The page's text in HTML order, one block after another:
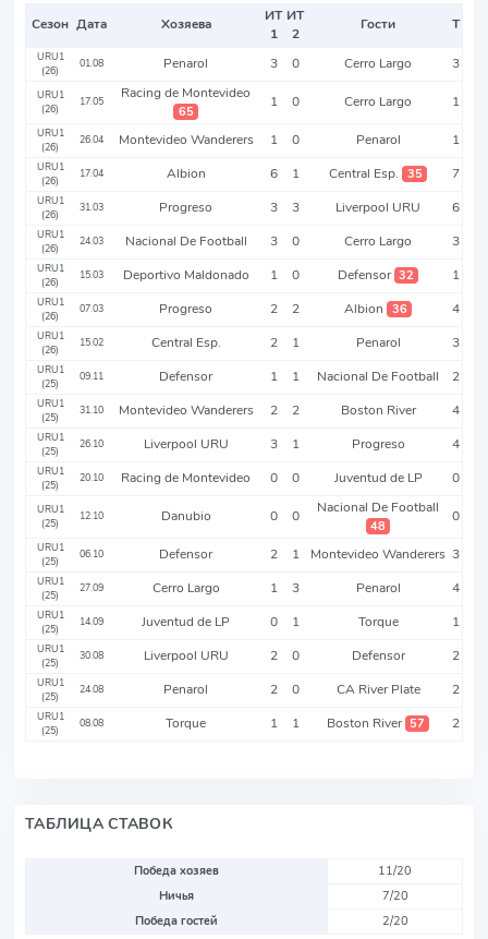
Сезон Дата Хозяева
ИТ
1
ИТ
2
Гости Т
URU1
(26)
01.08 Penarol 3 0 Cerro Largo 3
URU1
(26)
17.05 Racing de Montevideo
65
1 0 Cerro Largo 1
URU1
(26)
26.04 Montevideo Wanderers 1 0 Penarol 1
URU1
(26)
17.04 Albion 6 1 Central Esp. 35 7
URU1
(26)
31.03 Progreso 3 3 Liverpool URU 6
URU1
(26)
24.03 Nacional De Football 3 0 Cerro Largo 3
URU1
(26)
15.03 Deportivo Maldonado 1 0 Defensor 32 1
URU1
(26)
07.03 Progreso 2 2 Albion 36 4
URU1
(26)
15.02 Central Esp. 2 1 Penarol 3
URU1
(25)
09.11 Defensor 1 1 Nacional De Football 2
URU1
(25)
31.10 Montevideo Wanderers 2 2 Boston River 4
URU1
(25)
26.10 Liverpool URU 3 1 Progreso 4
URU1
(25)
20.10 Racing de Montevideo 0 0 Juventud de LP 0
URU1
(25)
12.10 Danubio 0 0 Nacional De Football
48
0
URU1
(25)
06.10 Defensor 2 1 Montevideo Wanderers 3
URU1
(25)
27.09 Cerro Largo 1 3 Penarol 4
URU1
(25)
14.09 Juventud de LP 0 1 Torque 1
URU1
(25)
30.08 Liverpool URU 2 0 Defensor 2
URU1
(25)
24.08 Penarol 2 0 CA River Plate 2
URU1
(25)
08.08 Torque 1 1 Boston River 57 2
ТАБЛИЦА СТАВОК
Победа хозяев
11/20
Ничья
7/20
Победа гостей
2/20